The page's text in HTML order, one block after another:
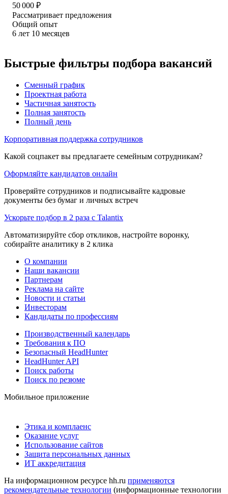
50 000 ₽
Рассматривает предложения
Общий опыт
6 лет 10 месяцев
Быстрые фильтры подбора вакансий
Сменный график
Проектная работа
Частичная занятость
Полная занятость
Полный день
Корпоративная поддержка сотрудников
Какой соцпакет вы предлагаете семейным сотрудникам?
Оформляйте кандидатов онлайн
Проверяйте сотрудников и подписывайте кадровые
документы без бумаг и личных встреч
Ускорьте подбор в 2 раза с Talantix
Автоматизируйте сбор откликов, настройте воронку,
собирайте аналитику в 2 клика
О компании
Наши вакансии
Партнерам
Реклама на сайте
Новости и статьи
Инвесторам
Кандидаты по профессиям
Производственный календарь
Требования к ПО
Безопасный HeadHunter
HeadHunter API
Поиск работы
Поиск по резюме
Мобильное приложение
Этика и комплаенс
Оказание услуг
Использование сайтов
Защита персональных данных
ИТ аккредитация
На информационном ресурсе hh.ru применяются
рекомендательные технологии (информационные технологии